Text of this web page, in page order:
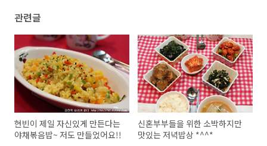
관련글
현빈이 제일 자신있게 만든다는
야채볶음밥~ 저도 만들었어요!!
신혼부부들을 위한 소박하지만
맛있는 저녁밥상 *^^*